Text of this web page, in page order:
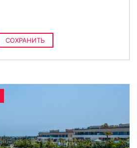
СОХРАНИТЬ